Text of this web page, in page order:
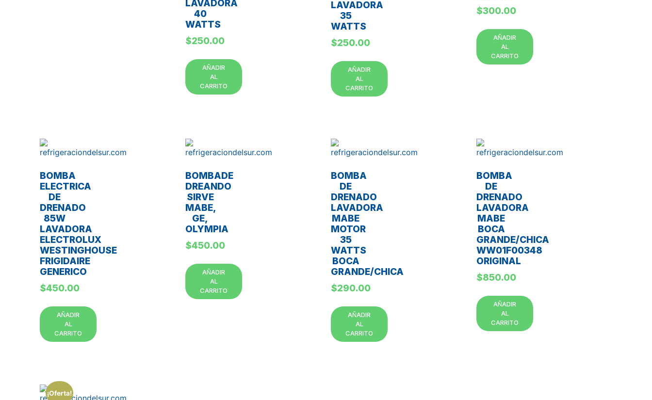
LAVADORA
40
WATTS
$250.00
AÑADIR
AL
CARRITO
LAVADORA
35
WATTS
$250.00
AÑADIR
AL
CARRITO
$300.00
AÑADIR
AL
CARRITO
BOMBA
ELECTRICA
DE
DRENADO
85W
LAVADORA
ELECTROLUX
WESTINGHOUSE
FRIGIDAIRE
GENERICO
$450.00
AÑADIR
AL
CARRITO
BOMBADE
DREANDO
SIRVE
MABE,
GE,
OLYMPIA
$450.00
AÑADIR
AL
CARRITO
BOMBA
DE
DRENADO
LAVADORA
MABE
MOTOR
35
WATTS
BOCA
GRANDE/CHICA
$290.00
AÑADIR
AL
CARRITO
BOMBA
DE
DRENADO
LAVADORA
MABE
BOCA
GRANDE/CHICA
WW01F00348
ORIGINAL
$850.00
AÑADIR
AL
CARRITO
¡Oferta!